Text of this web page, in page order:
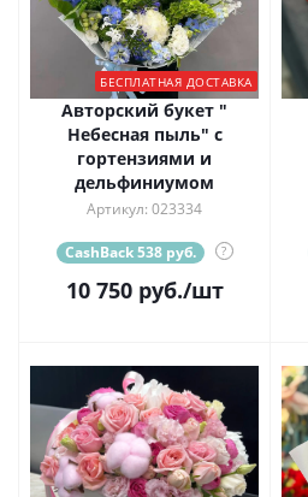
БЕСПЛАТНАЯ ДОСТАВКА
Авторский букет "
Небесная пыль" с
гортензиями и
дельфиниумом
Артикул: 023334
CashBack 538 руб. ?
10 750руб./шт